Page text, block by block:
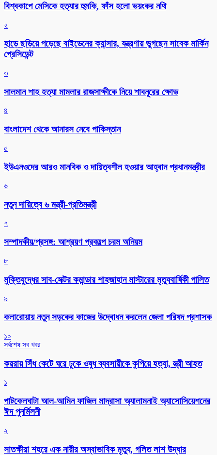
বিশ্বকাপে মেসিকে হত্যার হুমকি, ফাঁস হলো ভয়ংকর নথি
২
হাড়ে ছড়িয়ে পড়েছে বাইডেনের ক্যান্সার, যন্ত্রণায় ভুগছেন সাবেক মার্কিন
প্রেসিডেন্ট
৩
সালমান শাহ হত্যা মামলার রাজসাক্ষীকে নিয়ে শাবনূরের ক্ষোভ
৪
বাংলাদেশ থেকে আনারস নেবে পাকিস্তান
৫
ইউএনওদের আরও মানবিক ও দায়িত্বশীল হওয়ার আহ্বান প্রধানমন্ত্রীর
৬
নতুন দায়িত্বে ৬ মন্ত্রী-প্রতিমন্ত্রী
৭
সম্পাদকীয়/প্রসঙ্গ: আশ্রয়ণ প্রকল্পে চরম অনিয়ম
৮
মুক্তিযুদ্ধের সাব-সেক্টর কমান্ডার শাহজাহান মাস্টারের মৃত্যুবার্ষিকী পালিত
৯
কলারোয়ায় নতুন সড়কের কাজের উদ্বোধন করলেন জেলা পরিষদ প্রশাসক
১০
সর্বশেষ সব খবর
কয়রায় সিঁধ কেটে ঘরে ঢুকে ওষুধ ব্যবসায়ীকে কুপিয়ে হত্যা, স্ত্রী আহত
১
পাটকেলঘাটা আল-আমিন ফাজিল মাদ্রাসা অ্যালামনাই অ্যাসোসিয়েশনের
ঈদ পুনর্মিলনী
২
সাতক্ষীরা শহরে এক নারীর অস্বাভাবিক মৃত্যু, গলিত লাশ উদ্ধার